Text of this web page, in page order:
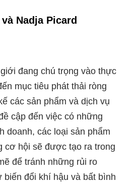
Nadja Picard
đang chú trọng vào thực
mục tiêu phát thải ròng
các sản phẩm và dịch vụ
cập đến việc có những
doanh, các loại sản phẩm
cơ hội sẽ được tạo ra trong
để tránh những rủi ro
đổi khí hậu và bất bình